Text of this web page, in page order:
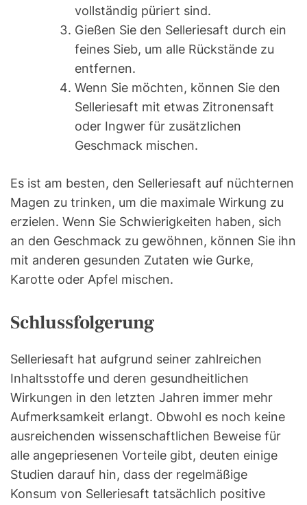
vollständig püriert sind.
Gießen Sie den Selleriesaft durch ein
feines Sieb, um alle Rückstände zu
entfernen.
Wenn Sie möchten, können Sie den
Selleriesaft mit etwas Zitronensaft
oder Ingwer für zusätzlichen
Geschmack mischen.
Es ist am besten, den Selleriesaft auf nüchternen
Magen zu trinken, um die maximale Wirkung zu
erzielen. Wenn Sie Schwierigkeiten haben, sich
an den Geschmack zu gewöhnen, können Sie ihn
mit anderen gesunden Zutaten wie Gurke,
Karotte oder Apfel mischen.
Schlussfolgerung
Selleriesaft hat aufgrund seiner zahlreichen
Inhaltsstoffe und deren gesundheitlichen
Wirkungen in den letzten Jahren immer mehr
Aufmerksamkeit erlangt. Obwohl es noch keine
ausreichenden wissenschaftlichen Beweise für
alle angepriesenen Vorteile gibt, deuten einige
Studien darauf hin, dass der regelmäßige
Konsum von Selleriesaft tatsächlich positive